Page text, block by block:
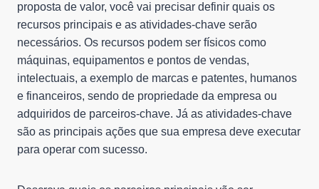
proposta de valor, você vai precisar definir quais os
recursos principais e as atividades-chave serão
necessários. Os recursos podem ser físicos como
máquinas, equipamentos e pontos de vendas,
intelectuais, a exemplo de marcas e patentes, humanos
e financeiros, sendo de propriedade da empresa ou
adquiridos de parceiros-chave. Já as atividades-chave
são as principais ações que sua empresa deve executar
para operar com sucesso.